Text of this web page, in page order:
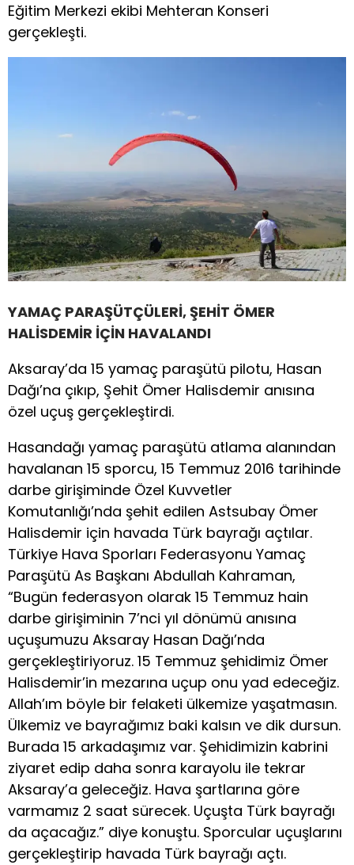
Eğitim Merkezi ekibi Mehteran Konseri
gerçekleşti.
YAMAÇ PARAŞÜTÇÜLERİ, ŞEHİT ÖMER
HALİSDEMİR İÇİN HAVALANDI
Aksaray’da 15 yamaç paraşütü pilotu, Hasan
Dağı’na çıkıp, Şehit Ömer Halisdemir anısına
özel uçuş gerçekleştirdi.
​Hasandağı yamaç paraşütü atlama alanından
havalanan 15 sporcu, 15 Temmuz 2016 tarihinde
darbe girişiminde Özel Kuvvetler
Komutanlığı’nda şehit edilen Astsubay Ömer
Halisdemir için havada Türk bayrağı açtılar.
Türkiye Hava Sporları Federasyonu Yamaç
Paraşütü As Başkanı Abdullah Kahraman,
“Bugün federasyon olarak 15 Temmuz hain
darbe girişiminin 7’nci yıl dönümü anısına
uçuşumuzu Aksaray Hasan Dağı’nda
gerçekleştiriyoruz. 15 Temmuz şehidimiz Ömer
Halisdemir’in mezarına uçup onu yad edeceğiz.
Allah’ım böyle bir felaketi ülkemize yaşatmasın.
Ülkemiz ve bayrağımız baki kalsın ve dik dursun.
Burada 15 arkadaşımız var. Şehidimizin kabrini
ziyaret edip daha sonra karayolu ile tekrar
Aksaray’a geleceğiz. Hava şartlarına göre
varmamız 2 saat sürecek. Uçuşta Türk bayrağı
da açacağız.” diye konuştu. Sporcular uçuşlarını
gerçekleştirip havada Türk bayrağı açtı.